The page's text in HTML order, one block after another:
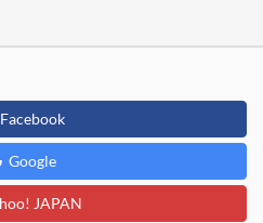
Facebook
Google
JAPAN